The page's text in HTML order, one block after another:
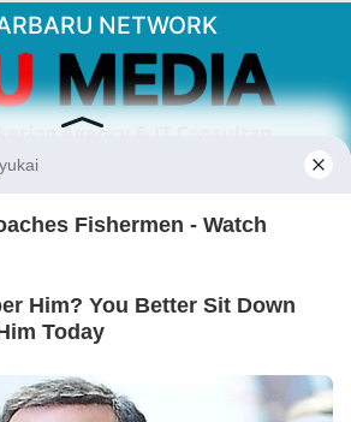
NETWORK
Our Kabarbaru.co
dari sudut pandang berbaik sangka
Follow Kabarbaru